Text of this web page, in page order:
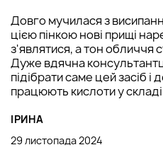
Довго мучилася з
цією пінкою нові прищі
з'являтися, а тон обличчя
Дуже вдячна
підібрати саме цей засіб
працюють кислоти у
ІРИНА
29 листопада 2024